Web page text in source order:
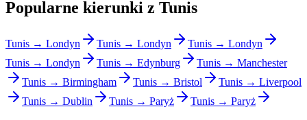
Popularne kierunki z Tunis
Tunis → Londyn Tunis → Londyn
Tunis → Londyn
Tunis → Londyn
Tunis → Edynburg
Tunis → Manchester
Tunis → Birmingham
Tunis → Bristol
Tunis → Liverpool
Tunis → Dublin
Tunis → Paryż Tunis → Paryż